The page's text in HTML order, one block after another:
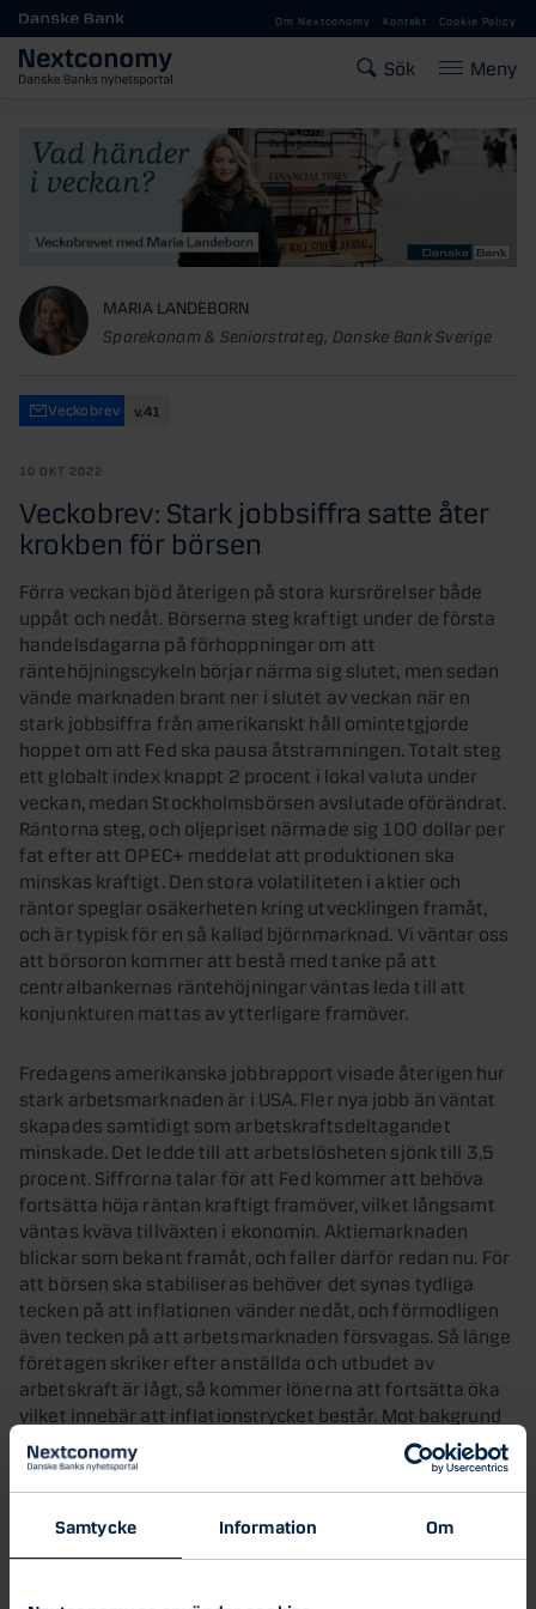
Samtycke Information Om
Gå till huvudinnehåll
Om Nextconomy Kontakt Cookie Policy
Sök Meny
MARIA LANDEBORN
Sparekonom & Seniorstrateg, Danske Bank Sverige
Veckobrev v.41
10 OKT 2022
Veckobrev: Stark jobbsiffra satte åter
krokben för börsen
Förra veckan bjöd återigen på stora kursrörelser både
uppåt och nedåt. Börserna steg kraftigt under de första
handelsdagarna på förhoppningar om att
räntehöjningscykeln börjar närma sig slutet, men sedan
vände marknaden brant ner i slutet av veckan när en
stark jobbsiffra från amerikanskt håll omintetgjorde
hoppet om att Fed ska pausa åtstramningen. Totalt steg
ett globalt index knappt 2 procent i lokal valuta under
veckan, medan Stockholmsbörsen avslutade oförändrat.
Räntorna steg, och oljepriset närmade sig 100 dollar per
fat efter att OPEC+ meddelat att produktionen ska
minskas kraftigt. Den stora volatiliteten i aktier och
räntor speglar osäkerheten kring utvecklingen framåt,
och är typisk för en så kallad björnmarknad. Vi väntar oss
att börsoron kommer att bestå med tanke på att
centralbankernas räntehöjningar väntas leda till att
konjunkturen mattas av ytterligare framöver.
Fredagens amerikanska jobbrapport visade återigen hur
stark arbetsmarknaden är i USA. Fler nya jobb än väntat
skapades samtidigt som arbetskraftsdeltagandet
minskade. Det ledde till att arbetslösheten sjönk till 3,5
procent. Siffrorna talar för att Fed kommer att behöva
fortsätta höja räntan kraftigt framöver, vilket långsamt
väntas kväva tillväxten i ekonomin. Aktiemarknaden
blickar som bekant framåt, och faller därför redan nu. För
att börsen ska stabiliseras behöver det synas tydliga
tecken på att inflationen vänder nedåt, och förmodligen
även tecken på att arbetsmarknaden försvagas. Så länge
företagen skriker efter anställda och utbudet av
arbetskraft är lågt, så kommer lönerna att fortsätta öka
vilket innebär att inflationstrycket består. Mot bakgrund
av detta väntar vi oss att Fed kommer att höja räntan 75
punkter igen vid mötet i november, vilket är i linje med
prissättningen på marknaden.
En stor del av årets börsnedgång har drivits av stigande